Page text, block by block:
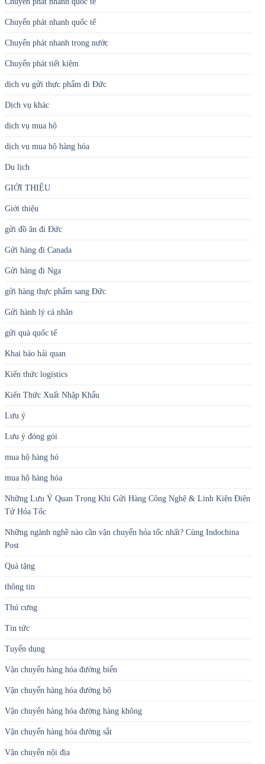
Chuyển phát nhanh quốc tế
Chuyển phát nhanh trong nước
Chuyển phát tiết kiệm
dịch vụ gửi thực phẩm đi Đức
Dịch vụ khác
dịch vụ mua hộ
dịch vụ mua hộ hàng hóa
Du lịch
GIỚI THIỆU
Giới thiệu
gửi đồ ăn đi Đức
Gửi hàng đi Canada
Gửi hàng đi Nga
gửi hàng thực phẩm sang Đức
Gửi hành lý cá nhân
gửi quà quốc tế
Khai báo hải quan
Kiến thức logistics
Kiến Thức Xuất Nhập Khẩu
Lưu ý
Lưu ý đóng gói
mua hộ hàng hó
mua hộ hàng hóa
Những Lưu Ý Quan Trọng Khi Gửi Hàng Công Nghệ & Linh Kiện Điện
Tử Hỏa Tốc
Những ngành nghề nào cần vận chuyển hỏa tốc nhất? Cùng Indochina
Post
Quà tặng
thông tin
Thú cưng
Tin tức
Tuyển dụng
Vận chuyển hàng hóa đường biển
Vận chuyển hàng hóa đường bộ
Vận chuyển hàng hóa đường hàng không
Vận chuyển hàng hóa đường sắt
Vận chuyển nội địa